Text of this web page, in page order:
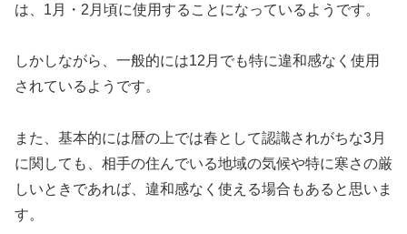
は、1月・2月頃に使用することになっているようです。
しかしながら、一般的には12月でも特に違和感なく使用
されているようです。
また、基本的には暦の上では春として認識されがちな3月
に関しても、相手の住んでいる地域の気候や特に寒さの厳
しいときであれば、違和感なく使える場合もあると思いま
す。